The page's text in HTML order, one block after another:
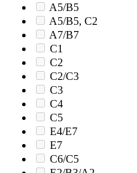
A5/B5
A5/B5, C2
A7/B7
C1
C2
C2/C3
C3
C4
C5
E4/E7
E7
C6/C5